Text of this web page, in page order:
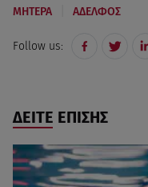
ΜΗΤΕΡΑ ΑΔΕΛΦΟΣ
Follow us:
ΔΕΙΤΕ ΕΠΙΣΗΣ